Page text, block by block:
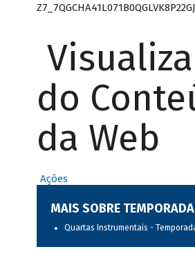
do
da Web
Ações
MAIS SOBRE
Quartas Instrumentais -